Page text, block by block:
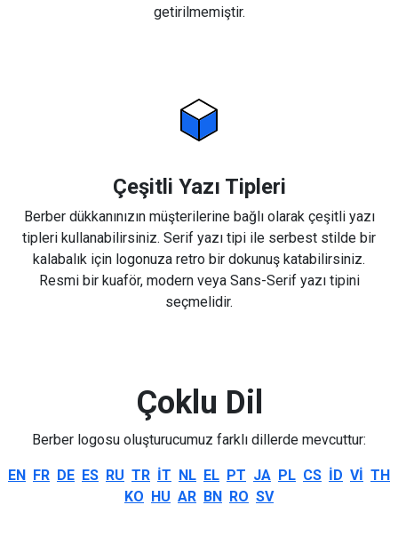
getirilmemiştir.
Çeşitli Yazı Tipleri
Berber dükkanınızın müşterilerine bağlı olarak çeşitli yazı
tipleri kullanabilirsiniz. Serif yazı tipi ile serbest stilde bir
kalabalık için logonuza retro bir dokunuş katabilirsiniz.
Resmi bir kuaför, modern veya Sans-Serif yazı tipini
seçmelidir.
Çoklu Dil
Berber logosu oluşturucumuz farklı dillerde mevcuttur:
EN FR DE ES RU TR IT NL EL PT JA PL CS ID VI TH
KO HU AR BN RO SV